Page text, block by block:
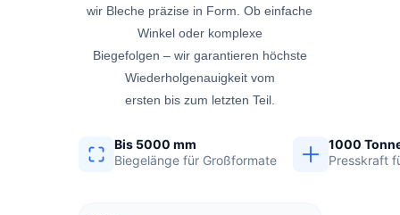
wir Bleche präzise in Form. Ob einfache
Winkel oder komplexe
Biegefolgen – wir garantieren höchste
Wiederholgenauigkeit vom
ersten bis zum letzten Teil.
Bis 5000 mm
Biegelänge für Großformate
1000
Presskraft